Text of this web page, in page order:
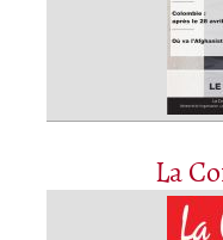
La